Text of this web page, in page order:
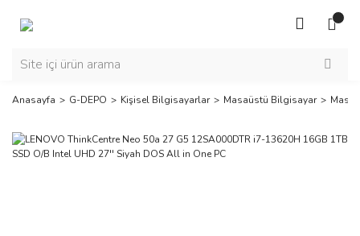
Anasayfa G-DEPO Kişisel Bilgisayarlar Masaüstü Bilgisayar